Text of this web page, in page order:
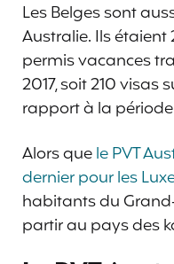
Les Belges sont
Australie. Ils
permis vacances
2017, soit 210
rapport à la période
Alors quele PVT
dernier pour les
habitants du
partir au pays des